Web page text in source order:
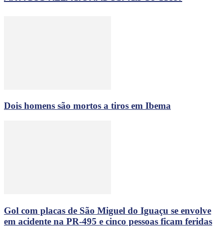
Dois homens são mortos a tiros em Ibema
Gol com placas de São Miguel do Iguaçu se envolve
em acidente na PR-495 e cinco pessoas ficam feridas